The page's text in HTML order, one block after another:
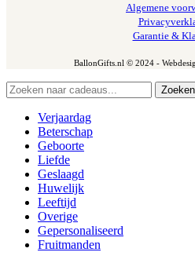
Algemene
Garantie &
BallonGifts.nl © 2024 -
Zoeken
Verjaardag
Beterschap
Geboorte
Liefde
Geslaagd
Huwelijk
Leeftijd
Overige
Gepersonaliseerd
Fruitmanden